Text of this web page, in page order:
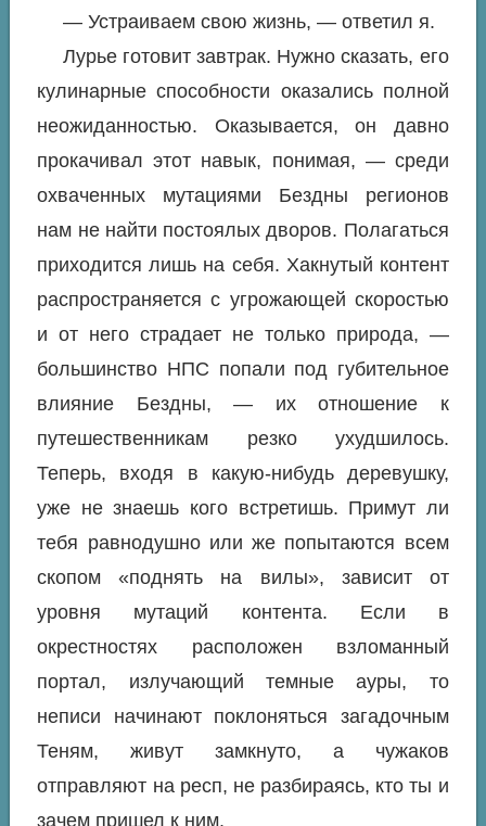
— Устраиваем свою жизнь, — ответил я.
Лурье готовит завтрак. Нужно сказать, его
кулинарные способности оказались полной
неожиданностью. Оказывается, он давно
прокачивал этот навык, понимая, — среди
охваченных мутациями Бездны регионов
нам не найти постоялых дворов. Полагаться
приходится лишь на себя. Хакнутый контент
распространяется с угрожающей скоростью
и от него страдает не только природа, —
большинство НПС попали под губительное
влияние Бездны, — их отношение к
путешественникам резко ухудшилось.
Теперь, входя в какую-нибудь деревушку,
уже не знаешь кого встретишь. Примут ли
тебя равнодушно или же попытаются всем
скопом «поднять на вилы», зависит от
уровня мутаций контента. Если в
окрестностях расположен взломанный
портал, излучающий темные ауры, то
неписи начинают поклоняться загадочным
Теням, живут замкнуто, а чужаков
отправляют на респ, не разбираясь, кто ты и
зачем пришел к ним.